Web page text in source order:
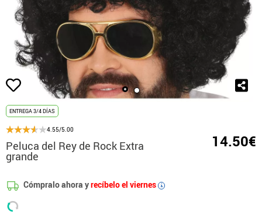
ENTREGA 3/4 DÍAS
4.55/5.00
Peluca del Rey de Rock Extra
grande
14.50€
Cómpralo ahora yrecíbelo el viernes i